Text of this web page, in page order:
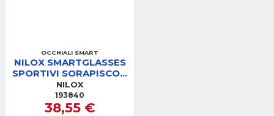
OCCHIALI SMART
NILOX SMARTGLASSES
SPORTIVI SORAPISCON
AUDIO OPENEAR
NILOX
193840
38,55 €